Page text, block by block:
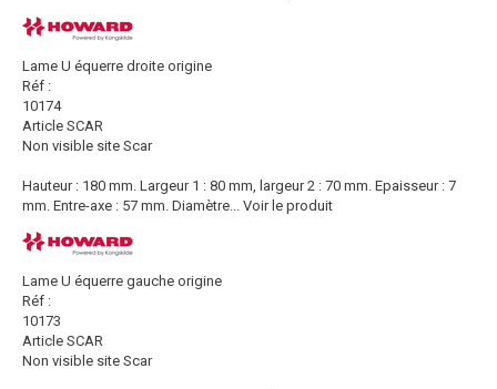
Lame U équerre droite origine
Réf :
10174
Article SCAR
Non visible site Scar
Hauteur : 180 mm. Largeur 1 : 80 mm, largeur 2 : 70 mm. Epaisseur : 7
mm. Entre-axe : 57 mm. Diamètre... Voir le produit
Lame U équerre gauche origine
Réf :
10173
Article SCAR
Non visible site Scar